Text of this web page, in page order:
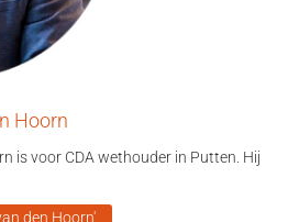
Hoorn
is voor CDA wethouder in Putten. Hij
den Hoorn'